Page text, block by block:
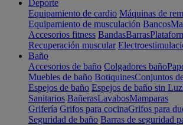
Deporte
Equipamiento de cardio Máquinas de
Equipamiento de musculación Bancos
Accesorios fitness BandasBarras
Recuperación muscular
Baño
Accesorios de baño Colgadores baño
Muebles de baño BotiquinesConjuntos
Espejos de baño Espejos de baño sin Luz
Sanitarios BañerasLavabosMamparas
Grifería Grifos para cocinaGrifos para
Seguridad de baño Barras de seguridad